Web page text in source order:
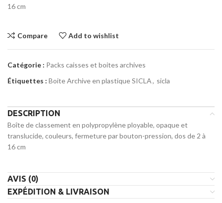
16 cm
Compare Add to wishlist
Catégorie : Packs caisses et boites archives
Étiquettes : Boite Archive en plastique SICLA, sicla
DESCRIPTION
Boîte de classement en polypropylène ployable, opaque et
translucide, couleurs, fermeture par bouton-pression, dos de 2 à
16 cm
AVIS (0)
EXPÉDITION & LIVRAISON